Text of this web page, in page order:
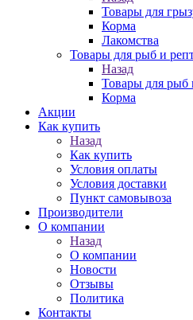
Товары для
Корма
Лакомства
Товары для рыб и
Назад
Товары для рыб
Корма
Акции
Как купить
Назад
Как купить
Условия оплаты
Условия доставки
Пункт самовывоза
Производители
О компании
Назад
О компании
Новости
Отзывы
Политика
Контакты